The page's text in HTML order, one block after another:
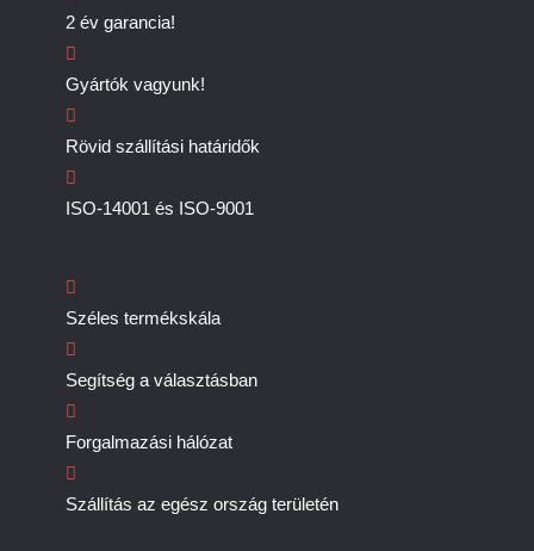
2 év garancia!
Gyártók vagyunk!
Rövid szállítási határidők
ISO-14001 és ISO-9001
Széles termékskála
Segítség a választásban
Forgalmazási hálózat
Szállítás az egész ország területén